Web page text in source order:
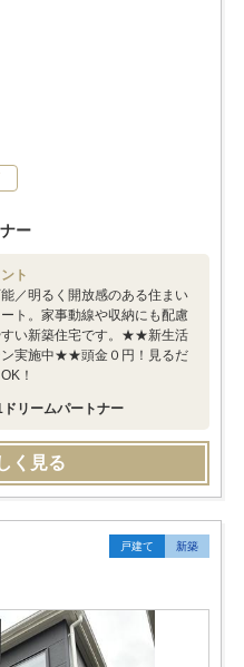
ー
ト
／明るく開放感のある住まい
ト。家事動線や収納にも配慮
すい新築住宅です。★★新生活
ン実施中★★頭金０円！見るだ
！
リームパートナー
く見る
戸建て 新築